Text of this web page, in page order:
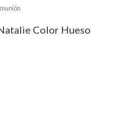
Color Hueso